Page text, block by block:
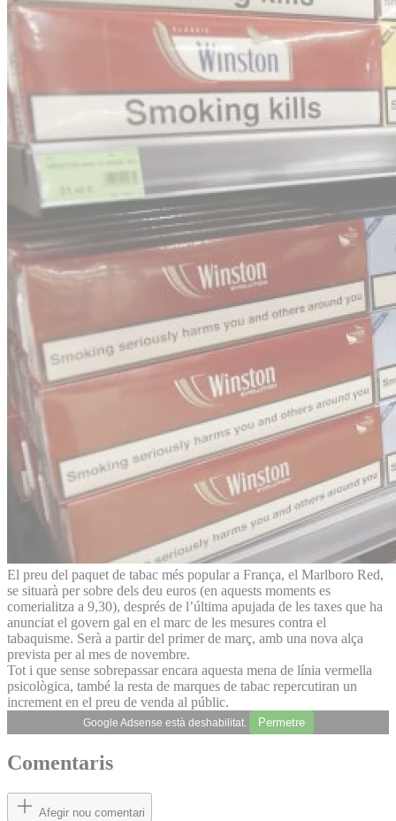
El preu del paquet de tabac més popular a França, el Marlboro Red,
se situarà per sobre dels deu euros (en aquests moments es
comerialitza a 9,30), després de l’última apujada de les taxes que ha
anunciat el govern gal en el marc de les mesures contra el
tabaquisme. Serà a partir del primer de març, amb una nova alça
prevista per al mes de novembre.
Tot i que sense sobrepassar encara aquesta mena de línia vermella
psicològica, també la resta de marques de tabac repercutiran un
increment en el preu de venda al públic.
Google Adsense està deshabilitat. Permetre
Comentaris
Afegir nou comentari